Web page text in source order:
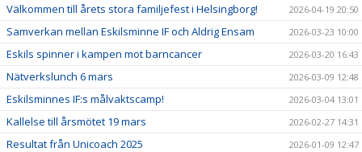
Välkommen till årets stora familjefest i Helsingborg! 2026-04-19 20:50
Samverkan mellan Eskilsminne IF och Aldrig Ensam 2026-03-23 10:00
Eskils spinner i kampen mot barncancer 2026-03-20 16:43
Nätverkslunch 6 mars 2026-03-09 12:48
Eskilsminnes IF:s målvaktscamp! 2026-03-04 13:01
Kallelse till årsmötet 19 mars 2026-02-27 14:31
Resultat från Unicoach 2025 2026-01-09 12:47